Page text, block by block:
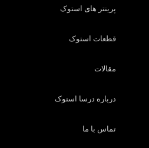
پرینتر های استوک
قطعات استوک
مقالات
درباره درسا استوک
تماس با ما